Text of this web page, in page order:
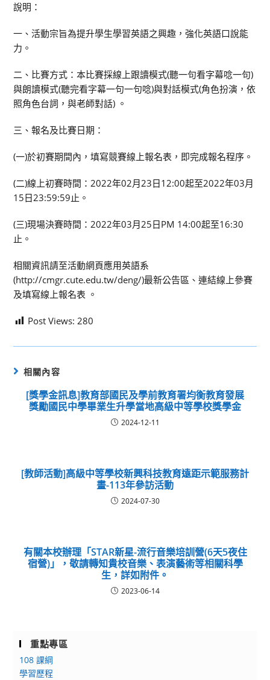
說明：
一、活動宗旨為提升學生學習英語之興趣，強化英語口說能
力。
二、比賽方式：本比賽採線上跟讀模式(聽一句看字幕唸一句)
與朗讀模式(聽完看字幕一句一句唸)與對話模式(角色扮演，依
照角色台詞，與老師對話) 。
三、報名及比賽日期：
(一)於初賽期間內，填寫競賽線上報名表，即完成報名程序。
(二)線上初賽時間：2022年02月23日12:00起至2022年03月
15日23:59:59止。
(三)現場決賽時間：2022年03月25日PM 14:00起至16:30
止。
相關資訊請至活動網頁應用英語系
(http://cmgr.cute.edu.tw/deng/)最新公告區、連結線上參賽
及填寫線上報名表 。
Post Views: 280
相關內容
[獎學金訊息]教育部國民及學前教育署均衡教育發展
獎勵國民中學畢業生升學當地高級中等學校獎學金
2024-12-11
[教師活動]高級中等學校新興科技教育遠距示範服務計
畫-113年參訪活動
2024-07-30
有關本校辦理「STAR新星-流行音樂培訓營(6天5夜住
宿營)」，敬請轉知貴校音樂、表演藝術等相關科學
生，詳如附件。
2023-06-14
重點專區
108 課綱
學習歷程